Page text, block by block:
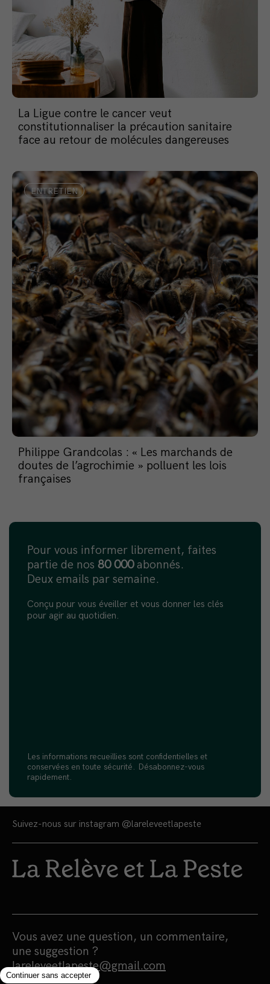
La Ligue contre le cancer veut
constitutionnaliser la précaution sanitaire
face au retour de molécules dangereuses
ENTRETIEN
Philippe Grandcolas : « Les marchands de
doutes de l’agrochimie » polluent les lois
françaises
Pour vous informer librement, faites
partie de nos 80 000abonnés.
Deux emails par semaine.
Conçu pour vous éveiller et vous donner les clés
pour agir au quotidien.
Les informations recueillies sont confidentielles et
conservées en toute sécurité. Désabonnez-vous
rapidement.
Suivez-nous sur instagram @lareleveetlapeste
Vous avez une question, un commentaire,
une suggestion ?
lareleveetlapeste@gmail.com